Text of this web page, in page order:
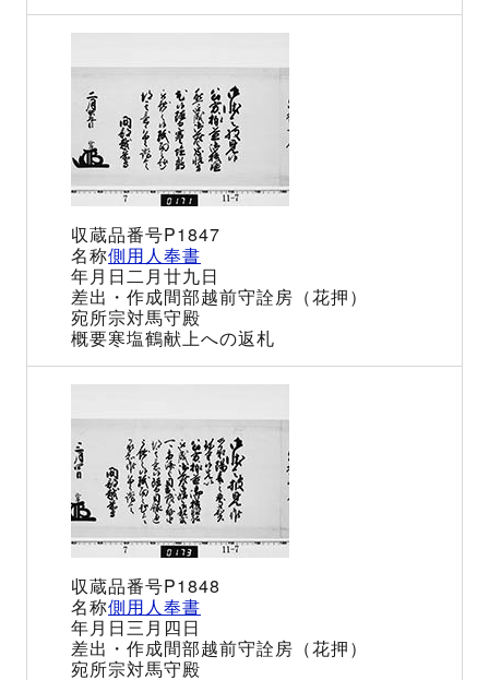
P1847
側用人奉書
二月廿九日
間部越前守詮房（花押）
宗対馬守殿
寒塩鶴献上への返札
P1848
側用人奉書
三月四日
間部越前守詮房（花押）
宗対馬守殿